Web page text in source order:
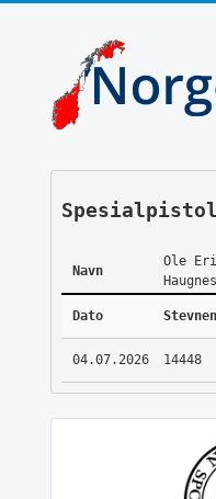
Spesialpistol
Navn
Ole
Haugnes
Dato
04.07.2026 14448